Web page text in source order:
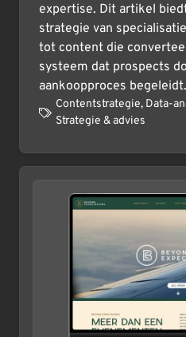
expertise. Dit artikel
strategie van
tot content die
systeem dat prospects
aankoopproces begeleidt.
Contentstrategie, Data-
Strategie & advies